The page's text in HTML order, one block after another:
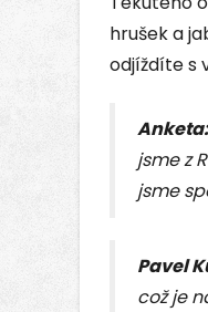
hrušek a
odjíždíte s
jsme z
jsme
Pavel
což je